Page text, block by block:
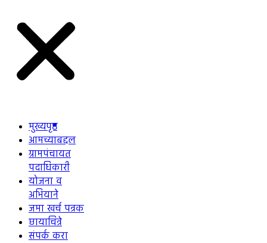
मुख्यपृष्ठ
आमच्याबद्दल
ग्रामपंचायत
पदाधिकारी
योजना व
अभियाने
जमा खर्च पत्रक
छायाचित्रे
संपर्क करा